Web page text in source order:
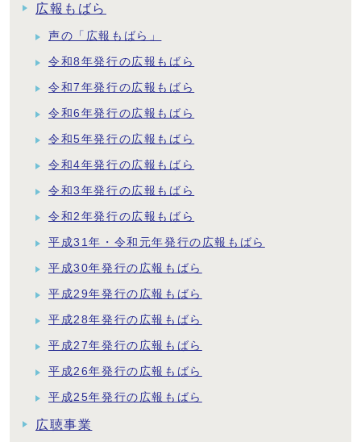
広報もばら
声の「広報もばら」
令和8年発行の広報もばら
令和7年発行の広報もばら
令和6年発行の広報もばら
令和5年発行の広報もばら
令和4年発行の広報もばら
令和3年発行の広報もばら
令和2年発行の広報もばら
平成31年・令和元年発行の広報もばら
平成30年発行の広報もばら
平成29年発行の広報もばら
平成28年発行の広報もばら
平成27年発行の広報もばら
平成26年発行の広報もばら
平成25年発行の広報もばら
広聴事業